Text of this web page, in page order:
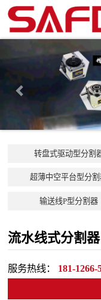
Previous
转盘式驱动型分割
超薄中空平台型分
输送线P型分割器
流水线式分割器
服务热线： 181-